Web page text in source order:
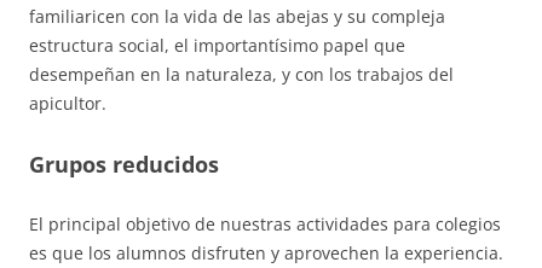
familiaricen con la vida de las abejas y su compleja
estructura social, el importantísimo papel que
desempeñan en la naturaleza, y con los trabajos del
apicultor.
Grupos reducidos
El principal objetivo de nuestras actividades para colegios
es que los alumnos disfruten y aprovechen la experiencia.